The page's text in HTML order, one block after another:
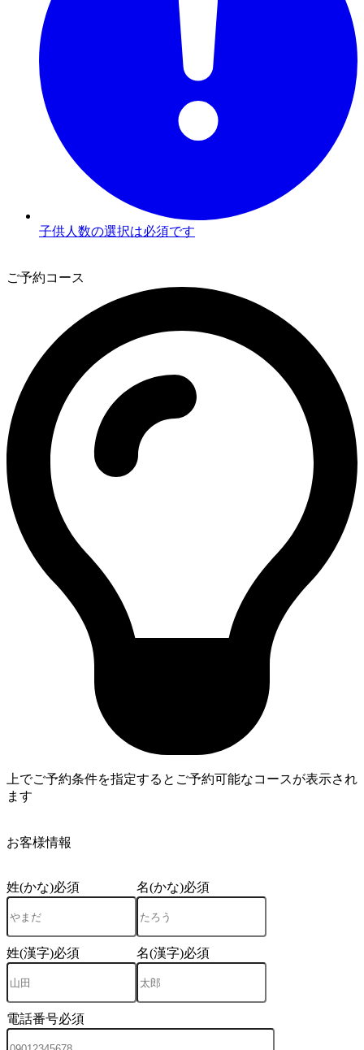
子供人数の選択は必須です
ご予約コース
上でご予約条件を指定するとご予約可能なコースが表示され
ます
お客様情報
姓(かな)必須 名(かな)必須
姓(漢字)必須 名(漢字)必須
電話番号必須